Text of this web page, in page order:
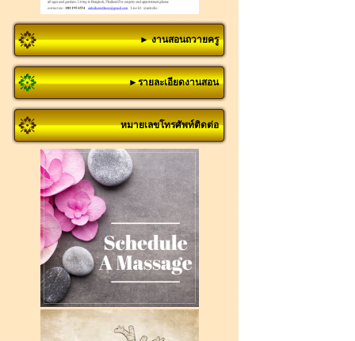
► งานสอนถวายครู
►รายละเอียดงานสอน
หมายเลขโทรศัพท์ติดต่อ